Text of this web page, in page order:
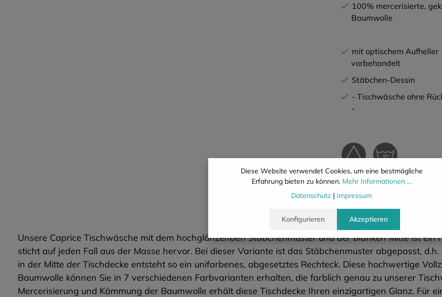
100% mercerisierte,
Baumwolle
mit optischem Aufheller
vorbehandelt
Stäbchen-Dessin
- Tischwäsche ohne
-
Beschreibung Eigenschaften
Unsere Caprice Tischwäsche mit dem hochglänzenden Stäbchenmuster und der blanken Mitte ist ein
sticht auf jeden Fall aus der Masse hervor. Bei dieser Variante ist das Stäbchenmuster abgepasst,
in der Mitte der Tischdecke entsteht so ein unifarbenes, abgesetztes Rechteck. Diese hochwertige
Baumwolle können Sie in 7 verschiedenen Farbvarianten erhalten, die farblich genau zu unserer
Mercerisierung und Kämmung der Baumwolle erhält diese Tischdecke Ihren einzigartigen Glanz. Für
Diese Website verwendet Cookies, um eine bestmögliche
Erfahrung bieten zu können. Mehr Informationen ...
Datenschutz | Impressum
Konfigurieren Akzeptieren